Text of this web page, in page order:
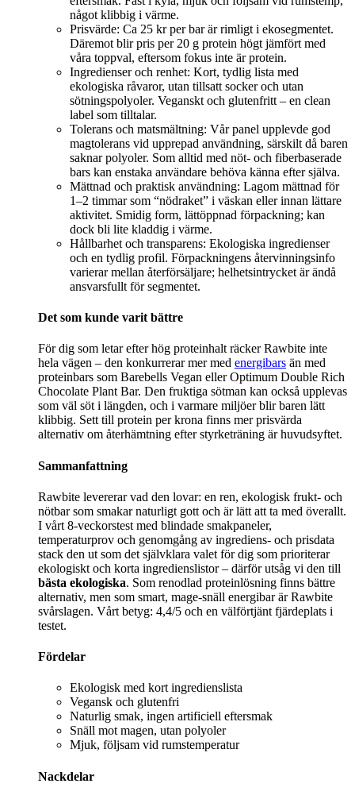
något klibbig i värme.
Prisvärde: Ca 25 kr per bar är rimligt i ekosegmentet.
Däremot blir pris per 20 g protein högt jämfört med
våra toppval, eftersom fokus inte är protein.
Ingredienser och renhet: Kort, tydlig lista med
ekologiska råvaror, utan tillsatt socker och utan
sötningspolyoler. Veganskt och glutenfritt – en clean
label som tilltalar.
Tolerans och matsmältning: Vår panel upplevde god
magtolerans vid upprepad användning, särskilt då baren
saknar polyoler. Som alltid med nöt- och fiberbaserade
bars kan enstaka användare behöva känna efter själva.
Mättnad och praktisk användning: Lagom mättnad för
1–2 timmar som “nödraket” i väskan eller innan lättare
aktivitet. Smidig form, lättöppnad förpackning; kan
dock bli lite kladdig i värme.
Hållbarhet och transparens: Ekologiska ingredienser
och en tydlig profil. Förpackningens återvinningsinfo
varierar mellan återförsäljare; helhetsintrycket är ändå
ansvarsfullt för segmentet.
Det som kunde varit bättre
För dig som letar efter hög proteinhalt räcker Rawbite inte
hela vägen – den konkurrerar mer med energibars än med
proteinbars som Barebells Vegan eller Optimum Double Rich
Chocolate Plant Bar. Den fruktiga sötman kan också upplevas
som väl söt i längden, och i varmare miljöer blir baren lätt
klibbig. Sett till protein per krona finns mer prisvärda
alternativ om återhämtning efter styrketräning är huvudsyftet.
Sammanfattning
Rawbite levererar vad den lovar: en ren, ekologisk frukt- och
nötbar som smakar naturligt gott och är lätt att ta med överallt.
I vårt 8-veckorstest med blindade smakpaneler,
temperaturprov och genomgång av ingrediens- och prisdata
stack den ut som det självklara valet för dig som prioriterar
ekologiskt och korta ingredienslistor – därför utsåg vi den till
bästa ekologiska. Som renodlad proteinlösning finns bättre
alternativ, men som smart, mage-snäll energibar är Rawbite
svårslagen. Vårt betyg: 4,4/5 och en välförtjänt fjärdeplats i
testet.
Fördelar
Ekologisk med kort ingredienslista
Vegansk och glutenfri
Naturlig smak, ingen artificiell eftersmak
Snäll mot magen, utan polyoler
Mjuk, följsam vid rumstemperatur
Nackdelar